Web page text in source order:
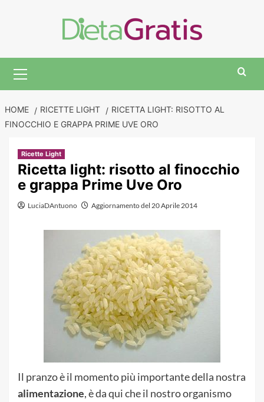
Menu
HOME RICETTE LIGHT
RICETTA LIGHT: RISOTTO AL
FINOCCHIO E GRAPPA PRIME UVE ORO
Ricette Light
Ricetta light: risotto al finocchio
e grappa Prime Uve Oro
LuciaDAntuono Aggiornamento del 20 Aprile 2014
Il pranzo è il momento più importante della nostra
alimentazione, è da qui che il nostro organismo